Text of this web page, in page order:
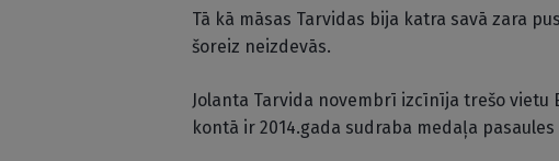
Tā kā māsas Tarvidas bija katra savā zara
šoreiz neizdevās.
Jolanta Tarvida novembrī izcīnīja trešo vietu
kontā ir 2014.gada sudraba medaļa